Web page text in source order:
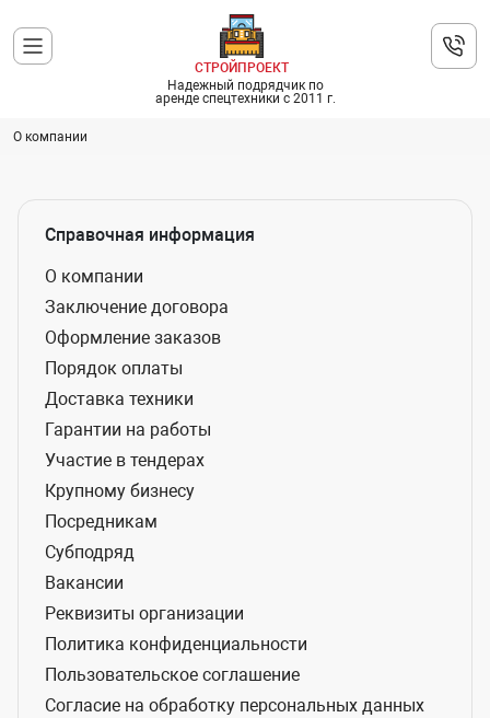
СТРОЙПРОЕКТ
Надежный подрядчик по
аренде спецтехники с 2011 г.
О компании
Справочная информация
О компании
Заключение договора
Оформление заказов
Порядок оплаты
Доставка техники
Гарантии на работы
Участие в тендерах
Крупному бизнесу
Посредникам
Субподряд
Вакансии
Реквизиты организации
Политика конфиденциальности
Пользовательское соглашение
Согласие на обработку персональных данных